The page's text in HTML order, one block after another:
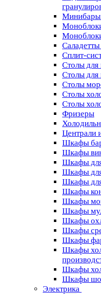
Минибары
Сплит-
Столы
Столы для
Столы
Столы
Столы
Фризеры
Централи
Шкафы
Шкафы
Шкафы
Шкафы
Шкафы
Шкафы
Шкафы
Шкафы
Шкафы
Шкафы
Шкафы
Шкафы
Шкафы
Шкафы
Электрика